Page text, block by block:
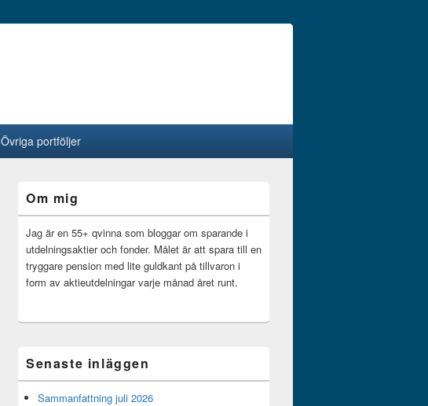
Övriga portföljer
sidofältet
Widget
område
Om mig
Jag är en 55+ qvinna som bloggar om sparande i
utdelningsaktier och fonder. Målet är att spara till en
tryggare pension med lite guldkant på tillvaron i
form av aktieutdelningar varje månad året runt.
Senaste inläggen
Sammanfattning juli 2026